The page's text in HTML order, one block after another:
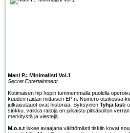
Mani P.: Minimalisti Vol.1
Secret Entertainment
Kotimaisen hip hopin tummemmalla puolella
kuuden raidan mittaisen EP:n. Numero otsikossa
julkaisutauot ovat historiaa. Syksyinen Tyhjä lasti
sinkku, vaikka raitoja on julkaistu pitkäsoiton
merkitystä ja viestejä.
M.o.s.t iskee avaajana välittömästi tiskiin kovat